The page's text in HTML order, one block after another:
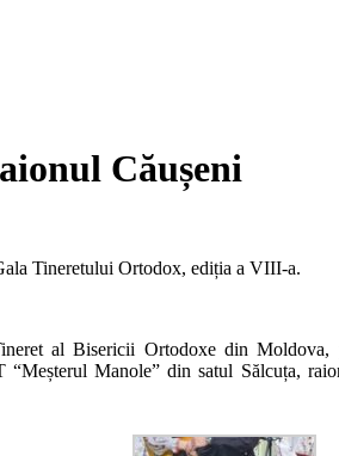
Căușeni
Tineretului Ortodox, ediția a VIII-a.
al Bisericii Ortodoxe din Moldova,
Manole” din satul Sălcuța,